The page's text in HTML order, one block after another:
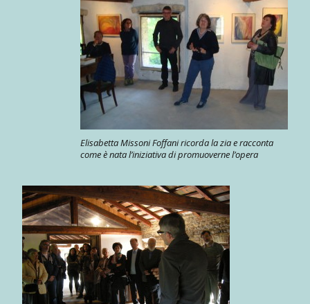
Elisabetta Missoni Foffani ricorda la zia e racconta
come è nata l’iniziativa di promuoverne l’opera